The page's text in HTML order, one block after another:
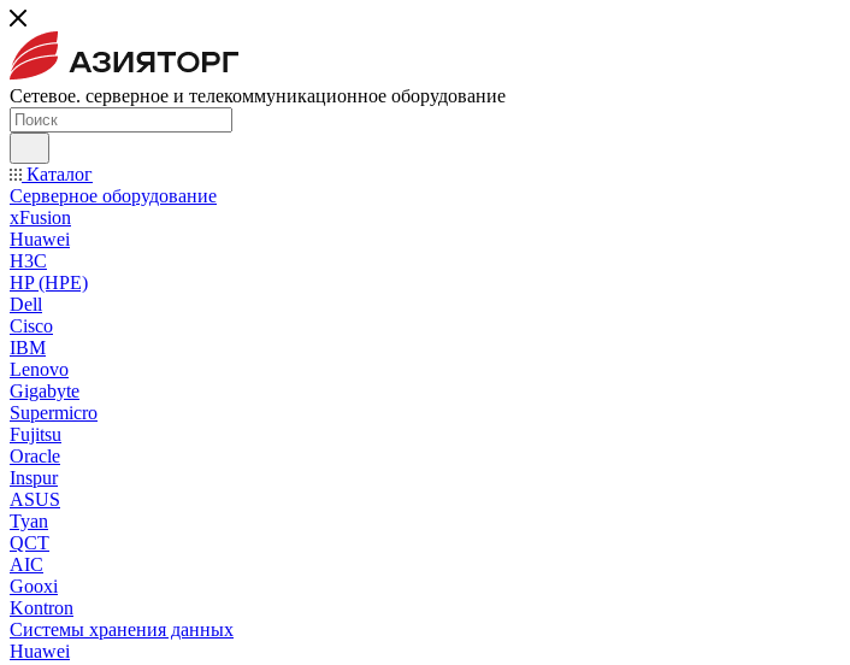
Сетевое. серверное и телекоммуникационное оборудование
Каталог
Серверное оборудование
xFusion
Huawei
H3C
HP (HPE)
Dell
Cisco
IBM
Lenovo
Gigabyte
Supermicro
Fujitsu
Oracle
Inspur
ASUS
Tyan
QCT
AIC
Gooxi
Kontron
Системы хранения данных
Huawei